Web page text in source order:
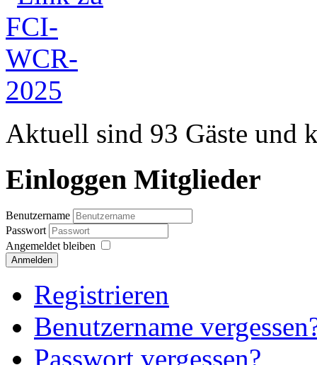
Aktuell sind 93 Gäste und
Einloggen Mitglieder
Benutzername
Passwort
Angemeldet bleiben
Anmelden
Registrieren
Benutzername
Passwort vergessen?